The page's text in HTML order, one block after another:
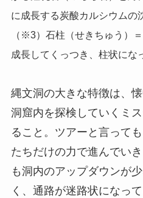
に成長する炭酸カルシウムの
（※3）石柱（せきちゅう）
成長してくっつき、柱状にな
縄文洞の大きな特徴は、
洞窟内を探検していくミ
ること。ツアーと言って
たちだけの力で進んでい
も洞内のアップダウンが
く、通路が迷路状になっ